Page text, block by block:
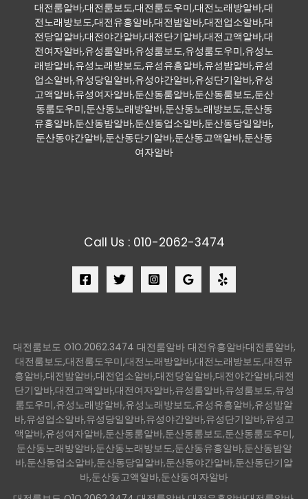
대전룸알바,대전룸보도,대전룸도우미,대전노래방알바,대
전노래방보도,대전유흥알바,대전밤알바,대전업소알바,대
전당일알바,대전야간알바,대전단기알바,대전고액알바,대
전여자알바,유성룸알바,유성룸보도,유성룸도우미,유성노
래방알바,유성노래방보도,유성유흥알바,유성밤알바,유성
업소알바,유성당일알바,유성야간알바,유성단기알바,유성
고액알바,유성여자알바,둔산동룸알바,둔산동룸보도,둔산
동룸도우미,둔산동노래방알바,둔산동노래방보도,둔산동
유흥알바,둔산동밤알바,둔산동업소알바,둔산동당일알바,
둔산동야간알바,둔산동단기알바,둔산동고액알바,둔산동
여자알바
Call Us : 010-2062-3474
대전룸보도 O1O.2062.3474 대전룸알바 대전유흥알바대전룸알바,
대전룸보도,대전룸도우미,대전노래방알바,대전노래방보도,대전유
흥알바,대전밤알바,대전업소알바,대전당일알바,대전야간알바,대전
단기알바,대전고액알바,대전여자알바,유성룸알바,유성룸보도,유성
룸도우미,유성노래방알바,유성노래방보도,유성유흥알바,유성밤알
바,유성업소알바,유성당일알바,유성야간알바,유성단기알바,유성고
액알바,유성여자알바,둔산동룸알바,둔산동룸보도,둔산동룸도우미,
둔산동노래방알바,둔산동노래방보도,둔산동유흥알바,둔산동밤알
바,둔산동업소알바,둔산동당일알바,둔산동야간알바,둔산동단기알
바,둔산동고액알바,둔산동여자알바